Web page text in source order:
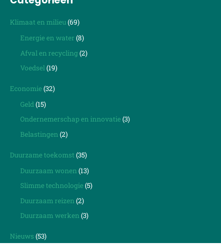
Klimaat en milieu(69)
Energie en water (8)
Afval en recycling (2)
Voedsel(19)
Economie(32)
Geld(15)
Ondernemerschap en innovatie(3)
Belastingen(2)
Duurzame toekomst (35)
Duurzaam wonen(13)
Slimme technologie(5)
Duurzaam reizen(2)
Duurzaam werken(3)
Nieuws (53)